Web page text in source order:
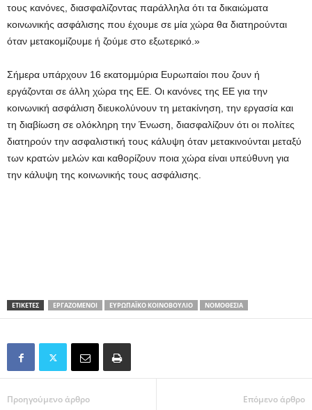
τους κανόνες, διασφαλίζοντας παράλληλα ότι τα δικαιώματα
κοινωνικής ασφάλισης που έχουμε σε μία χώρα θα διατηρούνται
όταν μετακομίζουμε ή ζούμε στο εξωτερικό.»
Σήμερα υπάρχουν 16 εκατομμύρια Ευρωπαίοι που ζουν ή
εργάζονται σε άλλη χώρα της ΕΕ. Οι κανόνες της ΕΕ για την
κοινωνική ασφάλιση διευκολύνουν τη μετακίνηση, την εργασία και
τη διαβίωση σε ολόκληρη την Ένωση, διασφαλίζουν ότι οι πολίτες
διατηρούν την ασφαλιστική τους κάλυψη όταν μετακινούνται μεταξύ
των κρατών μελών και καθορίζουν ποια χώρα είναι υπεύθυνη για
την κάλυψη της κοινωνικής τους ασφάλισης.
ΕΤΙΚΕΤΕΣ ΕΡΓΑΖΌΜΕΝΟΙ ΕΥΡΩΠΑΪΚΌ ΚΟΙΝΟΒΟΎΛΙΟ ΝΟΜΟΘΕΣΊΑ
Προηγούμενο άρθρο Επόμενο άρθρο